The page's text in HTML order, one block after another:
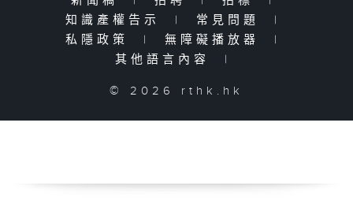
知識產權告示
| 常見問題
|
私隱政策
| 無障礙播放器
|
其他語言內容
|
© 2026 rthk.hk